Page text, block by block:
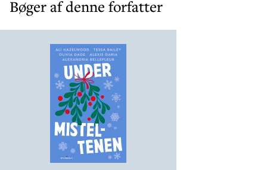
Et katastrofalt julebageri får gnisterne til at flyve, da
en brandmand må tilkaldes for at slukke flammerne i
køkkenet.
Nogle ønsker går i opfyldelse, hvis man har været
særligt sød – selv de slemmeste fantasier om en
nabo i et julemandskostume.
Bøger af denne forfatter